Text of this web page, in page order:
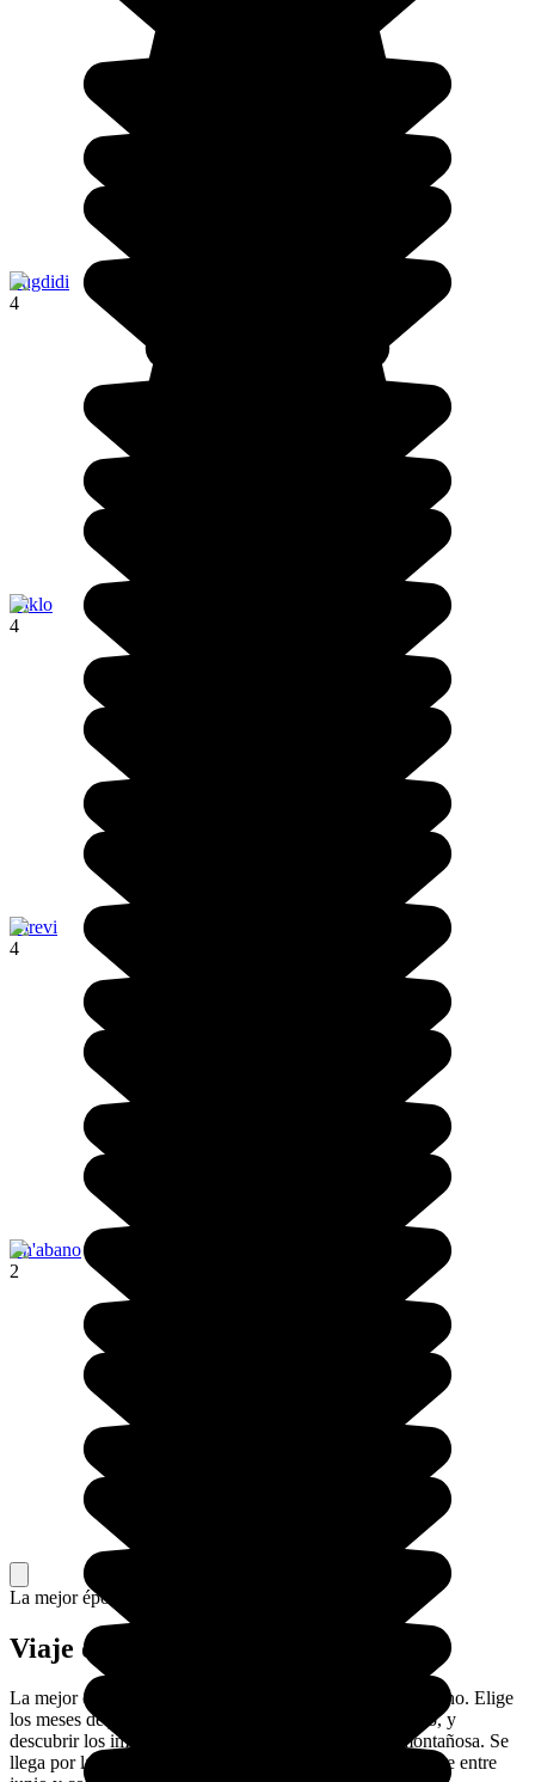
Zugdidi
4
Diklo
4
Girevi
4
Ch'abano
2
La mejor época para ir.
Viaje de senderismo
La mejor época para hacer caminatas en Tusheti es el verano. Elige
los meses de julio y agosto para recorrer a pie o a caballo, y
descubrir los impresionantes paisajes de esta región montañosa. Se
llega por la carretera que sale de Kakheti, abierta solamente entre